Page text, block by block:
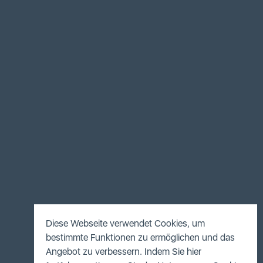
Diese Webseite verwendet Cookies, um
bestimmte Funktionen zu ermöglichen und das
Angebot zu verbessern. Indem Sie hier